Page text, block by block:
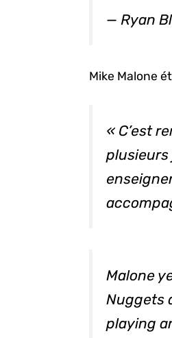
— Ryan
Mike Malone
« C’est
plusieurs
Malone
Nuggets
playing